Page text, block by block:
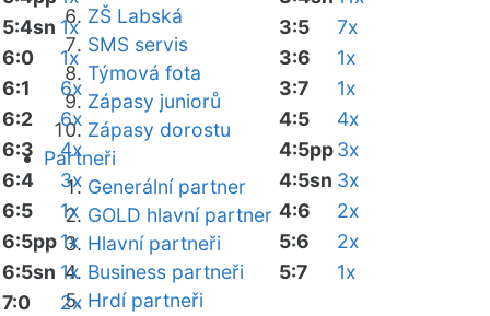
ZŠ Labská
SMS servis
Týmová fota
Zápasy juniorů
Zápasy dorostu
Partneři
Generální partner
GOLD hlavní partner
Hlavní partneři
Business partneři
Hrdí partneři
5:4sn 1x
6:0
1x
6:1
6x
6:2
6x
6:3
4x
6:4
3x
6:5
1x
6:5pp1x
6:5sn 1x
7:0
2x
3:5
7x
3:6
1x
3:7
1x
4:5
4x
4:5pp3x
4:5sn 3x
4:6
2x
5:6
2x
5:7
1x